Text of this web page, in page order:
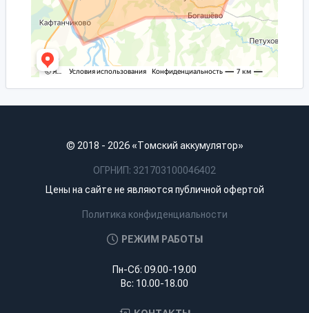
© 2018 - 2026 «Томский аккумулятор»
ОГРНИП: 321703100046402
Цены на сайте не являются публичной офертой
Политика конфиденциальности
РЕЖИМ РАБОТЫ
Пн-Сб: 09.00-19.00
Вс: 10.00-18.00